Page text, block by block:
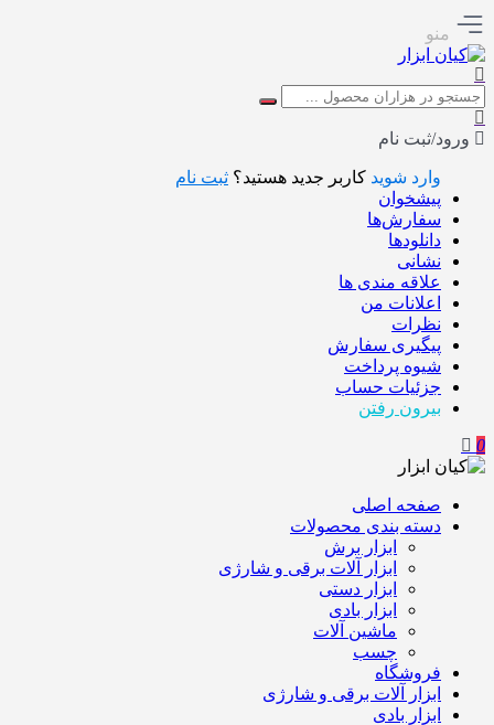
منو
ورود/ثبت نام
وارد شوید کاربر جدید هستید؟ ثبت نام
پیشخوان
سفارش‌ها
دانلودها
نشانی
علاقه مندی ها
اعلانات من
نظرات
پیگیری سفارش
شیوه پرداخت
جزئیات حساب
بیرون رفتن
0
صفحه اصلی
دسته بندی محصولات
ابزار برش
ابزار آلات برقی و شارژی
ابزار دستی
ابزار بادی
ماشین آلات
چسب
فروشگاه
ابزار آلات برقی و شارژی
ابزار بادی